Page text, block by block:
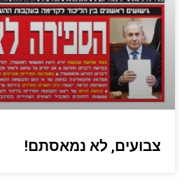
צבועים, לא נמאסתם!